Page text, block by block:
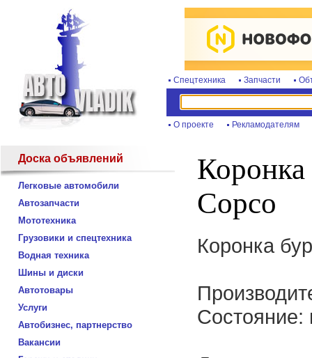
Спецтехника Запчасти
О проекте Рекламодателям
Доска объявлений
Легковые автомобили
Автозапчасти
Мототехника
Грузовики и спецтехника
Водная техника
Шины и диски
Автотовары
Услуги
Автобизнес, партнерство
Вакансии
Copco
Коронка
Состояние: